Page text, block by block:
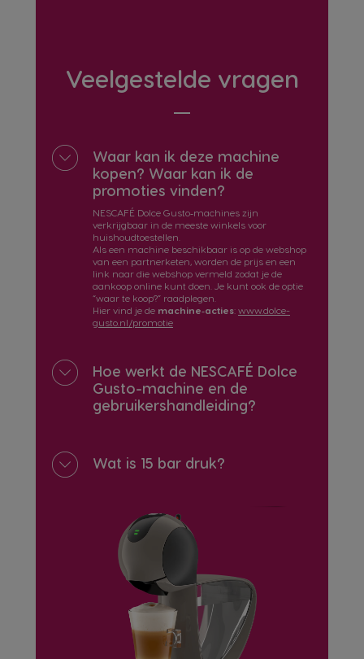
Veelgestelde vragen
Waar kan ik deze machine
kopen? Waar kan ik de
promoties vinden?
NESCAFÉ Dolce Gusto‑machines zijn
verkrijgbaar in de meeste winkels voor
huishoudtoestellen.
Als een machine beschikbaar is op de webshop
van een partnerketen, worden de prijs en een
link naar die webshop vermeld zodat je de
aankoop online kunt doen. Je kunt ook de optie
“waar te koop?” raadplegen.
Hier vind je de machine‑acties: www.dolce-
gusto.nl/promotie
Hoe werkt de NESCAFÉ Dolce
Gusto-machine en de
gebruikershandleiding?
Wat is 15 bar druk?